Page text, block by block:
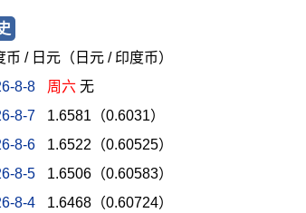
币 / 日元（日元 / 印度币）
8-8
周六无
8-7
1.6581（0.6031）
8-6
1.6522（0.60525）
8-5
1.6506（0.60583）
8-4
1.6468（0.60724）